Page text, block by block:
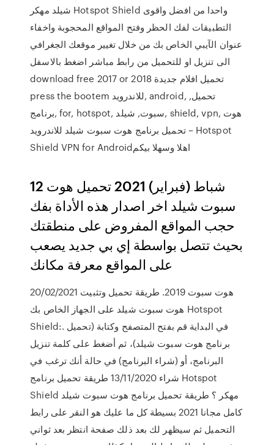
شيلد مهكر Hotspot Shield واحدا من افضل واقوى
التطبيقات لفك الحظر وفتح المواقع المحجوبة واخفاء
عنوان الآيبي الخاص بك من خلال تغيير موقعك الجغرافي
الى تنزيل او للتحميل من رابط مباشر اضغط بالاسفل
download free 2017 or 2018 تحميل افلام جديدة
press the bootem للاندرويد, android, تحميل,
برنامج, for, hotspot, سبوت, شيلد, shield, vpn, هوت
تحميل برنامج هوت سبوت شيلد للاندرويد – Hotspot
Shield VPN for Androidاهلا وسهلا بيكم
12 شباط (فبراير) 2021 تحميل هوت
سبوت شيلد اخر اصدار هذه الأداة بفك
حجب المواقع المفروض على منطقتك
بحيث تتصل بواسطة إي بي جديد يصعب
20/02/2021 هوت سبوت 2019. طريقة تحميل وتثبيت
هوت سبوت شيلد على الجهاز الخاص بك Hotspot
Shield:. في البداية قم بفتح المتصفح وكتابة (تحميل
برنامج هوت سبوت شيلد)، ثم أضغط على كلمة تنزيل
البرنامج، أو (شراء البرنامج) في حالة أنك ترغب في
شراء 13/11/2020 طريقة تحميل برنامج Hotspot
Shield مهكر ؟ طريقة تحميل برنامج هوت سبوت شيلد
كامل مجانا 2021 بسيطة كل ما عليك هو النقر على رابط
التحميل ثم سيظهر لك بعد ذلك صفحة انتظر بعد ثواني